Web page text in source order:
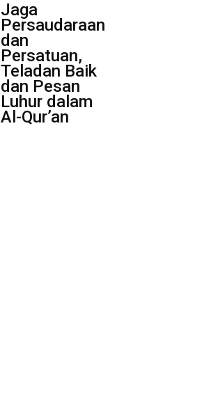
Jaga
Persaudaraan
dan
Persatuan,
Teladan Baik
dan Pesan
Luhur dalam
Al-Qur’an